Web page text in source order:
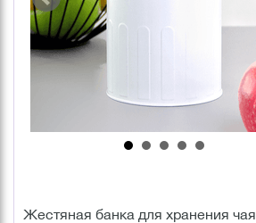
Жестяная банка для хранения чая.